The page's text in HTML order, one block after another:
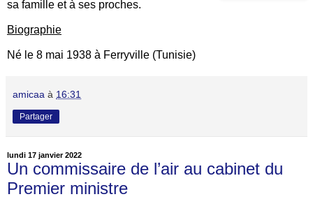
sa famille et à ses proches.
Biographie
Né le 8 mai 1938 à Ferryville (Tunisie)
amicaa à 16:31
Partager
lundi 17 janvier 2022
Un commissaire de l’air au cabinet du
Premier ministre